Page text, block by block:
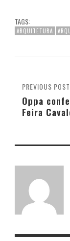
TAGS:
ARQUITETURA
PREVIOUS POST
Oppa
Feira